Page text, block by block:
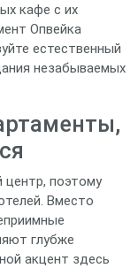
кафе с их
Опвейка
естественный
незабываемых
центр, поэтому
Вместо
глубже
акцент здесь